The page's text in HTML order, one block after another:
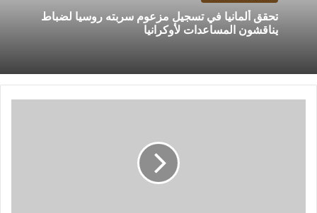
تحقق ألمانيا في تسجيل مزعوم سربته روسيا لضباط
يناقشون المساعدات لأوكرانيا